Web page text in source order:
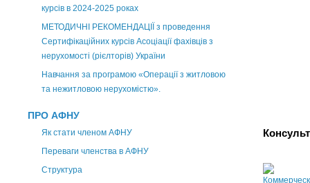
курсів в 2024-2025 роках
МЕТОДИЧНІ РЕКОМЕНДАЦІЇ з проведення
Сертифікаційних курсів Асоціації фахівців з
нерухомості (рієлторів) України
Навчання за програмою «Операції з житловою
та нежитловою нерухомістю».
ПРО АФНУ
Як стати членом АФНУ
Переваги членства в АФНУ
Структура